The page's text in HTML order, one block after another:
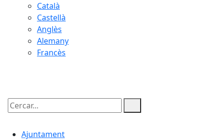
Català
Castellà
Anglès
Alemany
Francès
Cercar:
Ajuntament